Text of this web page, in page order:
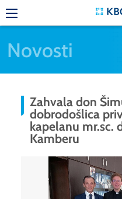
Novosti
Zahvala don
dobrodošlica
kapelanu mr.sc.
Kamberu